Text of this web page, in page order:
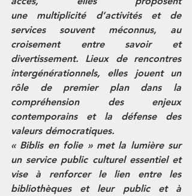
une multiplicité d’activités et de
services souvent méconnus, au
croisement entre savoir et
divertissement. Lieux de rencontres
intergénérationnels, elles jouent un
rôle de premier plan dans la
compréhension des enjeux
contemporains et la défense des
valeurs démocratiques.
« Biblis en folie » met la lumière sur
un service public culturel essentiel et
vise à renforcer le lien entre les
bibliothèques et leur public et à